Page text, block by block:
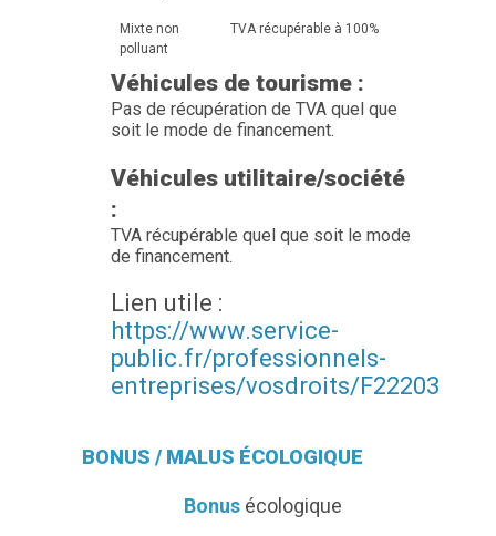
Mixte non
polluant
TVA récupérable à 100%
Véhicules de tourisme :
Pas de récupération de TVA quel que
soit le mode de financement.
Véhicules utilitaire/société
:
TVA récupérable quel que soit le mode
de financement.
Lien utile :
https://www.service-
public.fr/professionnels-
entreprises/vosdroits/F22203
BONUS / MALUS ÉCOLOGIQUE
Bonusécologique